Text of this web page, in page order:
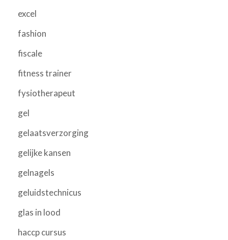
excel
fashion
fiscale
fitness trainer
fysiotherapeut
gel
gelaatsverzorging
gelijke kansen
gelnagels
geluidstechnicus
glas in lood
haccp cursus